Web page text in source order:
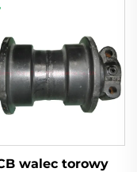
walec torowy